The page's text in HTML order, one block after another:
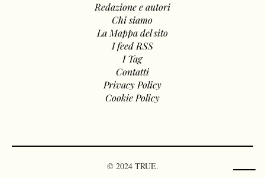
Redazione e autori
Chi siamo
La Mappa del sito
I feed RSS
I Tag
Contatti
Privacy Policy
Cookie Policy
© 2024 TRUE.